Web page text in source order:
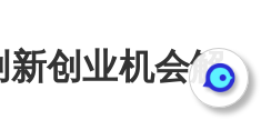
创业机会解